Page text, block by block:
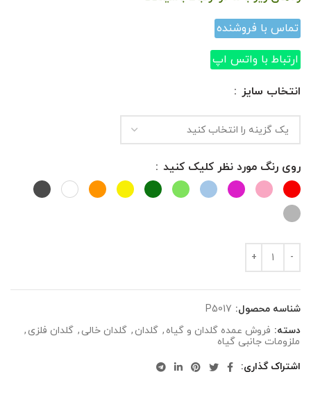
تماس با فروشنده
ارتباط با واتس اپ
انتخاب سایز
روی رنگ مورد نظر کلیک کنید
شناسه محصول: P5017
دسته: فروش عمده گلدان و گیاه , گلدان , گلدان خالی , گلدان فلزی ,
ملزومات جانبی گیاه
اشتراک گذاری